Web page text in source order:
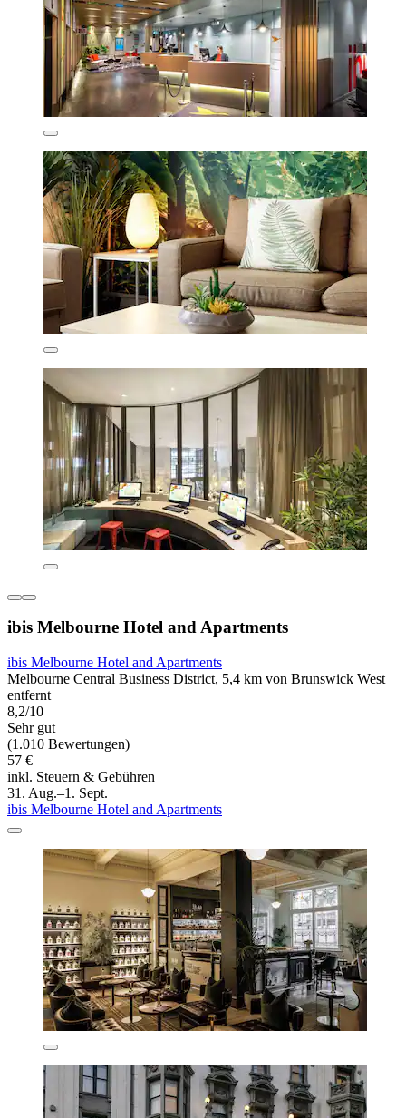
ibis Melbourne Hotel and Apartments
ibis Melbourne Hotel and Apartments
Melbourne Central Business District, 5,4 km von Brunswick West
entfernt
8,2/10
Sehr gut
(1.010 Bewertungen)
57 €
inkl. Steuern & Gebühren
31. Aug.–1. Sept.
ibis Melbourne Hotel and Apartments